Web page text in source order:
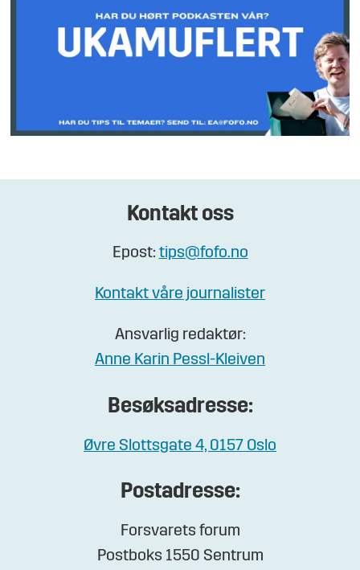
Kontakt oss
Epost: tips@fofo.no
Kontakt våre journalister
Ansvarlig redaktør:
Anne Karin Pessl-Kleiven
Besøksadresse:
Øvre Slottsgate 4, 0157 Oslo
Postadresse:
Forsvarets forum
Postboks 1550 Sentrum